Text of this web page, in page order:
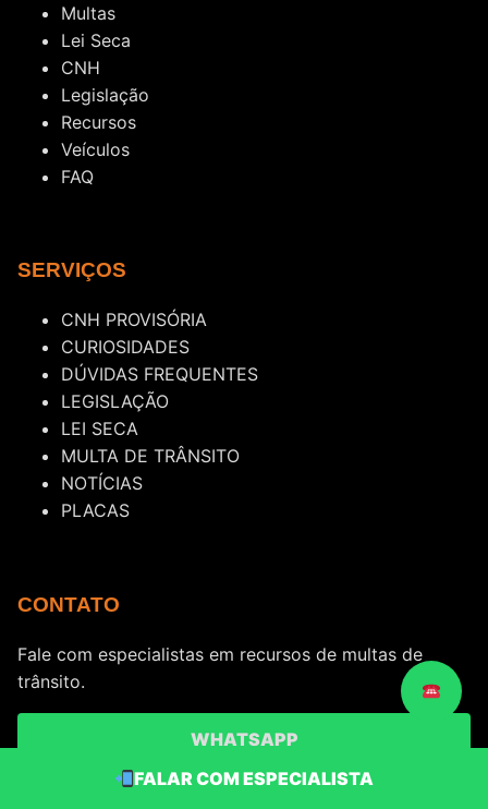
Multas
Lei Seca
CNH
Legislação
Recursos
Veículos
FAQ
SERVIÇOS
CNH PROVISÓRIA
CURIOSIDADES
DÚVIDAS FREQUENTES
LEGISLAÇÃO
LEI SECA
MULTA DE TRÂNSITO
NOTÍCIAS
PLACAS
CONTATO
Fale com especialistas em recursos de multas de
trânsito.
WHATSAPP
FALAR COM ESPECIALISTA